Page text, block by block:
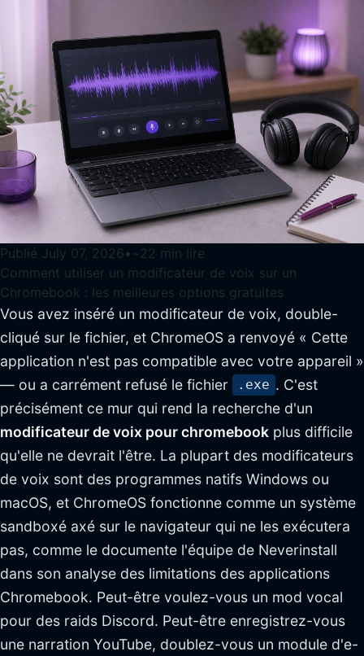
Publié July 07, 2026• ~22 min lire
Comment utiliser un modificateur de voix sur un
Chromebook : les meilleures options gratuites
Vous avez inséré un modificateur de voix, double-
cliqué sur le fichier, et ChromeOS a renvoyé « Cette
application n'est pas compatible avec votre appareil »
— ou a carrément refusé le fichier
.exe . C'est
précisément ce mur qui rend la recherche d'un
modificateur de voix pour chromebook plus difficile
qu'elle ne devrait l'être. La plupart des modificateurs
de voix sont des programmes natifs Windows ou
macOS, et ChromeOS fonctionne comme un système
sandboxé axé sur le navigateur qui ne les exécutera
pas, comme le documente l'équipe de Neverinstall
dans son analyse des limitations des applications
Chromebook. Peut-être voulez-vous un mod vocal
pour des raids Discord. Peut-être enregistrez-vous
une narration YouTube, doublez-vous un module d'e-